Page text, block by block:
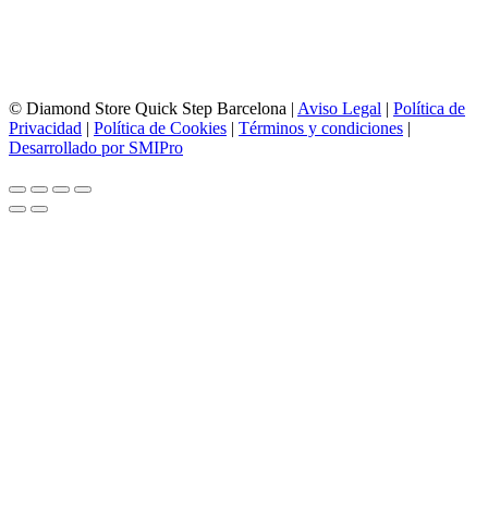
© Diamond Store Quick Step Barcelona | Aviso Legal | Política de
Privacidad | Política de Cookies | Términos y condiciones |
Desarrollado por SMIPro